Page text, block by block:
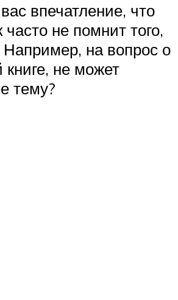
впечатление, что
не помнит того,
Например, на вопрос о
книге, не может
тему?